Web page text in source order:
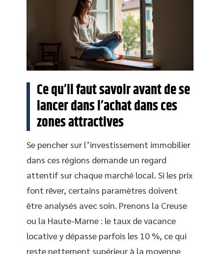
Ce qu’il faut savoir avant de se
lancer dans l’achat dans ces
zones attractives
Se pencher sur l’investissement immobilier
dans ces régions demande un regard
attentif sur chaque marché local. Si les prix
font rêver, certains paramètres doivent
être analysés avec soin. Prenons la Creuse
ou la Haute-Marne : le taux de vacance
locative y dépasse parfois les 10 %, ce qui
reste nettement supérieur à la moyenne